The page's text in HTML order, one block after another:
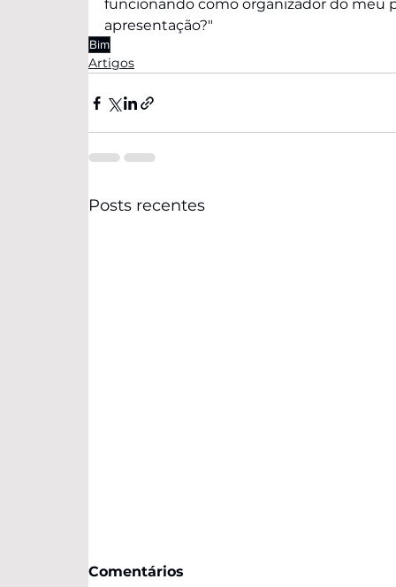
funcionando como organizador do
apresentação?"
Bim
Artigos
Posts recentes
Comentários